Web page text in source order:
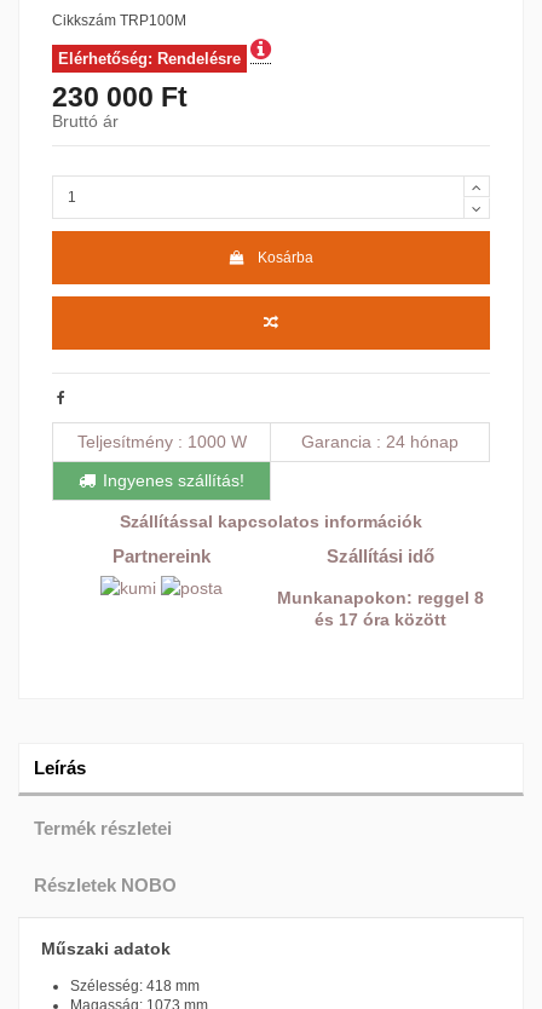
Cikkszám TRP100M
Elérhetőség: Rendelésre
230 000 Ft
Bruttó ár
Kosárba
Teljesítmény 1000 W Garancia
24 hónap
Ingyenes szállítás!
Szállítással kapcsolatos információk
Partnereink Szállítási idő
Munkanapokon: reggel 8
és 17 óra között
Leírás
Termék részletei
Részletek NOBO
Műszaki adatok
Szélesség: 418 mm
Magasság: 1073 mm